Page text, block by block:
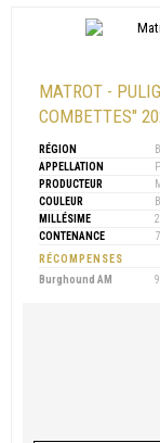
MATROT -
COMBETTES"
RÉGION
APPELLATION
PRODUCTEUR
COULEUR
MILLÉSIME
CONTENANCE
RÉCOMPENSES
Burghound AM